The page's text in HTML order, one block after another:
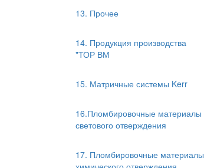
13. Прочее
14. Продукция производства
"ТОР ВМ
15. Матричные системы Kerr
16.Пломбировочные материалы
светового отверждения
17. Пломбировочные материалы